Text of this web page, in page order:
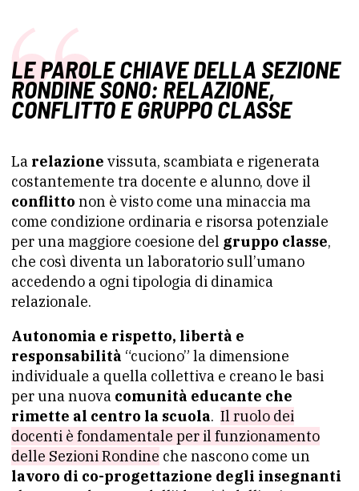
LE PAROLE CHIAVE DELLA SEZIONE
RONDINE SONO: RELAZIONE,
CONFLITTO E GRUPPO CLASSE
La relazione vissuta, scambiata e rigenerata
costantemente tra docente e alunno, dove il
conflitto non è visto come una minaccia ma
come condizione ordinaria e risorsa potenziale
per una maggiore coesione del gruppo classe,
che così diventa un laboratorio sull’umano
accedendo a ogni tipologia di dinamica
relazionale.
Autonomia e rispetto, libertà e
responsabilità “cuciono” la dimensione
individuale a quella collettiva e creano le basi
per una nuova comunità educante che
rimette al centro la scuola. Il ruolo dei
docenti è fondamentale per il funzionamento
delle Sezioni Rondine che nascono come un
lavoro di co-progettazione degli insegnanti